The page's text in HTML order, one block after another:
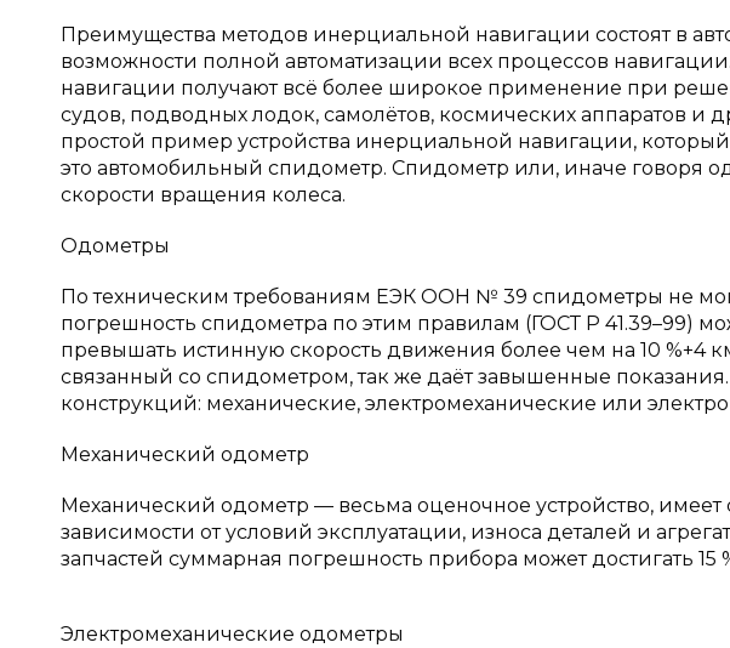
Преимущества методов инерциальной навигации состоят в
возможности полной автоматизации всех процессов
навигации получают всё более широкое применение при
судов, подводных лодок, самолётов, космических аппаратов и
простой пример устройства инерциальной навигации,
это автомобильный спидометр. Спидометр или, иначе говоря
скорости вращения колеса.
Одометры
По техническим требованиям ЕЭК ООН № 39 спидометры не
погрешность спидометра по этим правилам (ГОСТ Р 41.39–99)
превышать истинную скорость движения более чем на 10 %+4
связанный со спидометром, так же даёт завышенные
конструкций: механические, электромеханические или
Механический одометр
Механический одометр — весьма оценочное устройство, имеет
зависимости от условий эксплуатации, износа деталей и
запчастей суммарная погрешность прибора может достигать 15
Электромеханические одометры